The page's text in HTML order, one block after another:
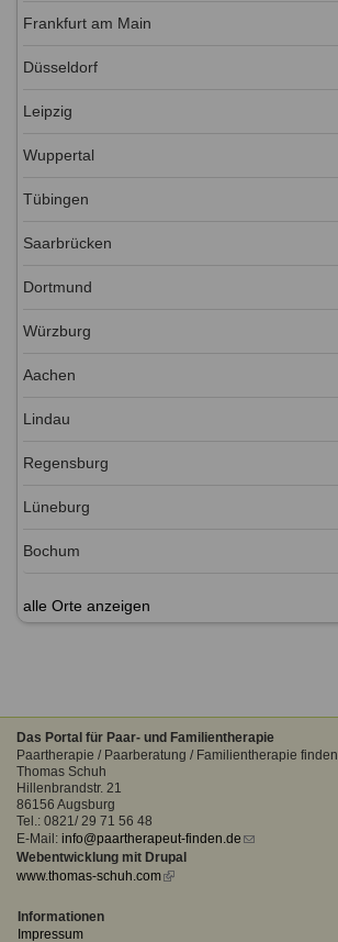
Frankfurt am Main
Düsseldorf
Leipzig
Wuppertal
Tübingen
Saarbrücken
Dortmund
Würzburg
Aachen
Lindau
Regensburg
Lüneburg
Bochum
alle Orte anzeigen
Das Portal für Paar- und Familientherapie
Paartherapie / Paarberatung / Familientherapie finden
Thomas Schuh
Hillenbrandstr. 21
86156 Augsburg
Tel.: 0821/ 29 71 56 48
E-Mail: info@paartherapeut-finden.de (link
Webentwicklung mit Drupal
www.thomas-schuh.com(link
Informationen
Impressum